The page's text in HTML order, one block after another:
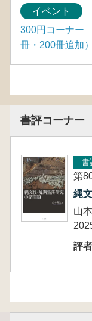
イベント
300円コーナー
冊・200冊追加）
書評コーナー
書
第
縄
山
評